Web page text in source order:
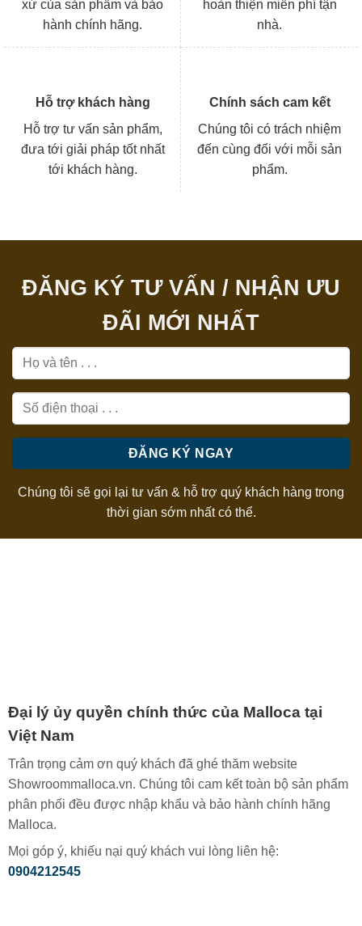
xứ của sản phẩm và bảo
hành chính hãng.
hoàn thiện miễn phí tận
nhà.
Hỗ trợ khách hàng
Hỗ trợ tư vấn sản phẩm,
đưa tới giải pháp tốt nhất
tới khách hàng.
Chính sách cam kết
Chúng tôi có trách nhiệm
đến cùng đối với mỗi sản
phẩm.
ĐĂNG KÝ TƯ VẤN / NHẬN ƯU
ĐÃI MỚI NHẤT
Chúng tôi sẽ gọi lại tư vấn & hỗ trợ quý khách hàng trong
thời gian sớm nhất có thể.
Đại lý ủy quyền chính thức của Malloca tại
Việt Nam
Trân trọng cảm ơn quý khách đã ghé thăm website
Showroommalloca.vn. Chúng tôi cam kết toàn bộ sản phẩm
phân phối đều được nhập khẩu và bảo hành chính hãng
Malloca.
Mọi góp ý, khiếu nại quý khách vui lòng liên hệ:
0904212545